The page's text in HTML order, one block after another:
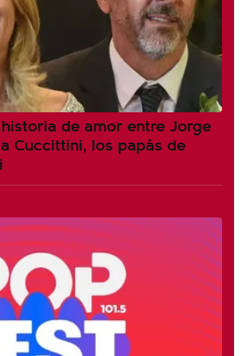
de amor entre Jorge
Cuccittini, los papás de